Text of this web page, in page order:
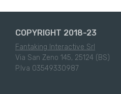
COPYRIGHT 2018-23
Fantaking Interactive Srl
Via San Zeno 145, 25124 (BS)
P.Iva 03549330987